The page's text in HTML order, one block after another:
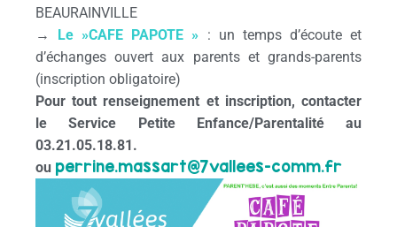
BEAURAINVILLE
→ Le »CAFE PAPOTE » : un temps d’écoute et
d’échanges ouvert aux parents et grands-parents
(inscription obligatoire)
Pour tout renseignement et inscription, contacter
le Service Petite Enfance/Parentalité au
03.21.05.18.81.
ou perrine.massart@7vallees-comm.fr